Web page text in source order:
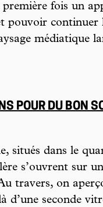
fois un
pouvoir continuer
médiatique
POUR DU BON
situés dans le
s’ouvrent sur
travers, on
d’une seconde